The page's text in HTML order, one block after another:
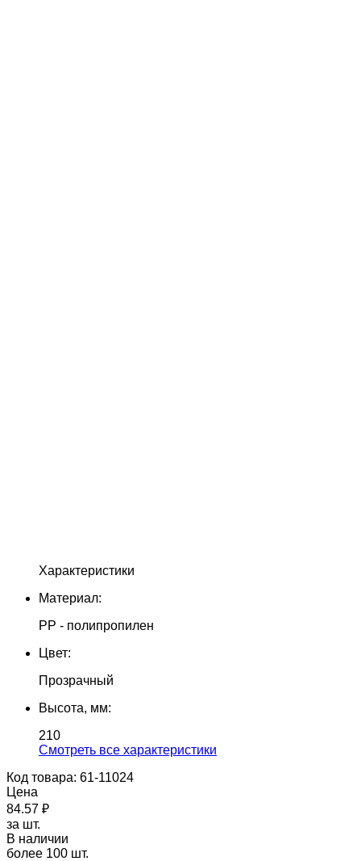
Характеристики
Материал:
PP - полипропилен
Цвет:
Прозрачный
Высота, мм:
210
Cмотреть все характеристики
Код товара: 61-11024
Цена
84.57 ₽
за шт.
В наличии
более 100 шт.